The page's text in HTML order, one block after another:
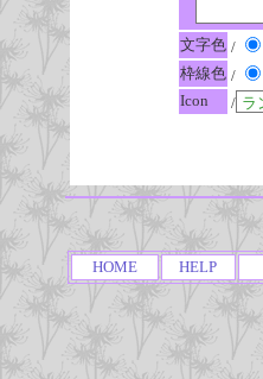
文字色 /
枠線色 /
Icon
/
HOME HELP